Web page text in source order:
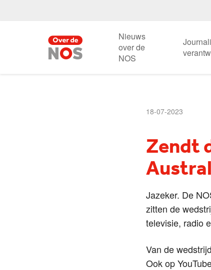
Nieuws
over de
NOS
18-07-2023
Zendt
Jazeker. De
zitten de
televisie, radio
Van de
Ook op